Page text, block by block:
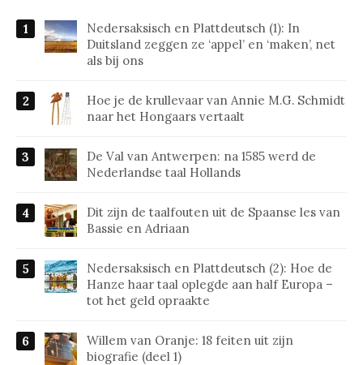
Nedersaksisch en Plattdeutsch (1): In
Duitsland zeggen ze ‘appel’ en ‘maken’, net
als bij ons
Hoe je de krullevaar van Annie M.G. Schmidt
naar het Hongaars vertaalt
De Val van Antwerpen: na 1585 werd de
Nederlandse taal Hollands
Dit zijn de taalfouten uit de Spaanse les van
Bassie en Adriaan
Nedersaksisch en Plattdeutsch (2): Hoe de
Hanze haar taal oplegde aan half Europa –
tot het geld opraakte
Willem van Oranje: 18 feiten uit zijn
biografie (deel 1)